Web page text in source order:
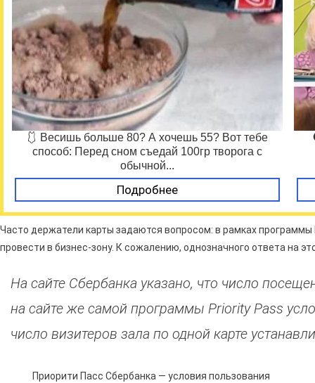
🩱 Весишь больше 80? А хочешь 55? Вот тебе
способ: Перед сном съедай 100гр творога с
обычной...
Подробнее
Часто держатели карты задаются вопросом: в рамках
провести в бизнес-зону. К сожалению, однозначного ответа на
На сайте Сбербанка указано, что число
на сайте же самой программы Priority Pass
число визитеров зала по одной карте
Приорити Пасс Сбербанка — условия пользования